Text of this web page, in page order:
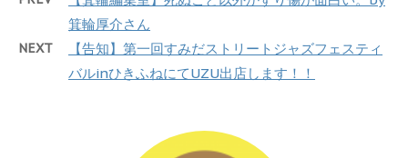
箕輪厚介さん
NEXT
【告知】第一回すみだストリートジャズフェスティ
バルinひきふねにてUZU出店します！！